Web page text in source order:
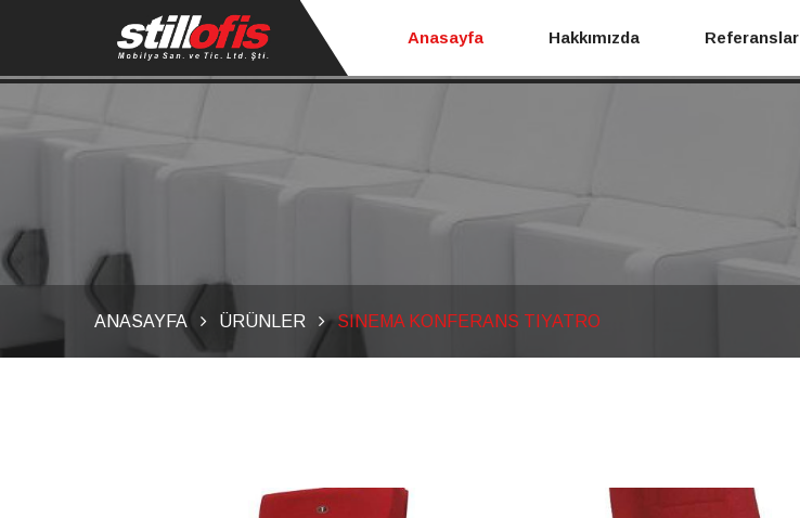
Anasayfa Hakkımızda Referanslar
ANASAYFA ÜRÜNLER SINEMA KONFERANS TIYATRO